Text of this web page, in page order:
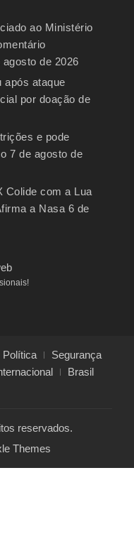
ao Ministério
agosto de 2026
após ataque
por doação de
e pode
7 de agosto de
Colide com a Lua
a Nasa 6 de
Política
Segurança
Brasil
reservados.
Themes